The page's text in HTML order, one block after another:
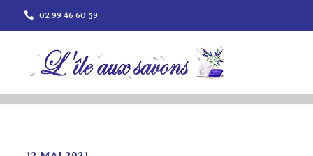
02 99 46 60 59